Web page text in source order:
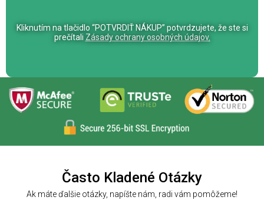
o
s
c
q
Kliknutím na tlačidlo “POTVRDIŤ NÁKUP” potvrdzujete, že ste si
prečítali Zásady ochrany osobných údajov.
Často Kladené Otázky
Ak máte ďalšie otázky, napíšte nám, radi vám pomôžeme!